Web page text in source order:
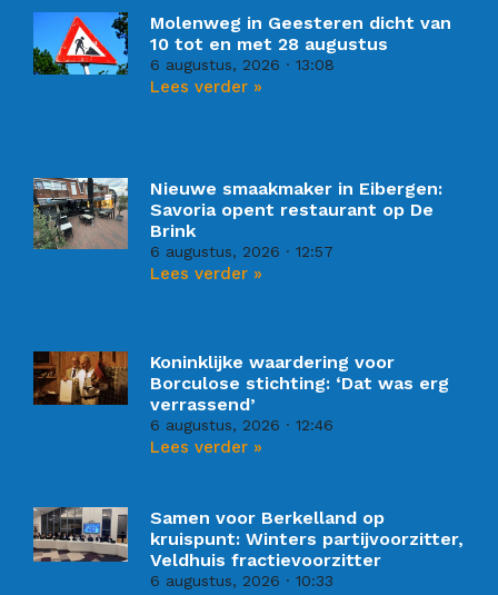
Molenweg in Geesteren dicht van
10 tot en met 28 augustus
6 augustus, 2026 13:08
Lees verder »
Nieuwe smaakmaker in Eibergen:
Savoria opent restaurant op De
Brink
6 augustus, 2026 12:57
Lees verder »
Koninklijke waardering voor
Borculose stichting: ‘Dat was erg
verrassend’
6 augustus, 2026 12:46
Lees verder »
Samen voor Berkelland op
kruispunt: Winters partijvoorzitter,
Veldhuis fractievoorzitter
6 augustus, 2026 10:33